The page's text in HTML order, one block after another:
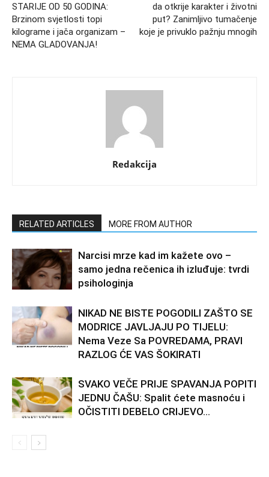
STARIJE OD 50 GODINA:
Brzinom svjetlosti topi
kilograme i jača organizam –
NEMA GLADOVANJA!
da otkrije karakter i životni
put? Zanimljivo tumačenje
koje je privuklo pažnju mnogih
Redakcija
RELATED ARTICLES MORE FROM AUTHOR
Narcisi mrze kad im kažete ovo –
samo jedna rečenica ih izluđuje: tvrdi
psihologinja
NIKAD NE BISTE POGODILI ZAŠTO SE
MODRICE JAVLJAJU PO TIJELU:
Nema Veze Sa POVREDAMA, PRAVI
RAZLOG ĆE VAS ŠOKIRATI
SVAKO VEČE PRIJE SPAVANJA POPITI
JEDNU ČAŠU: Spalit ćete masnoću i
OČISTITI DEBELO CRIJEVO…